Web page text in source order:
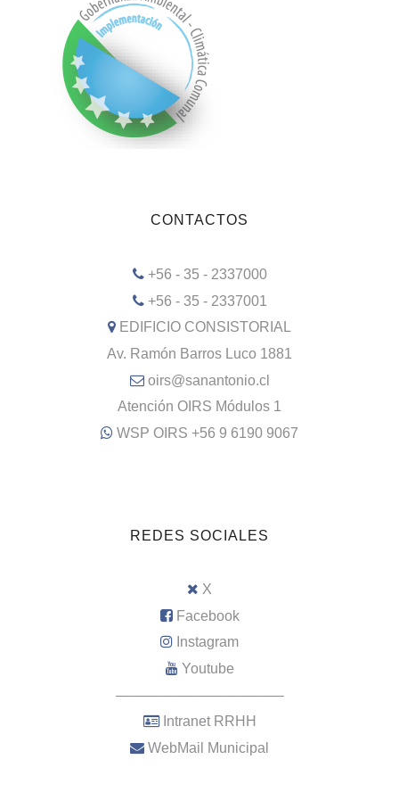
CONTACTOS
+56 - 35 - 2337000
+56 - 35 - 2337001
EDIFICIO CONSISTORIAL
Av. Ramón Barros Luco 1881
oirs@sanantonio.cl
Atención OIRS Módulos 1
WSP OIRS +56 9 6190 9067
REDES SOCIALES
X
Facebook
Instagram
Youtube
–––––––––––––––––––––
Intranet RRHH
WebMail Municipal